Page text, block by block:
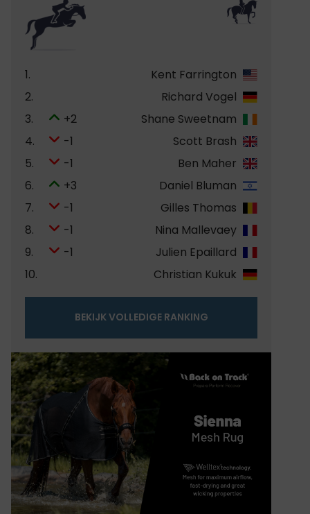
1.
Kent Farrington
2.
Richard Vogel
3.
+2
Shane Sweetnam
4.
-1
Scott Brash
5.
-1
Ben Maher
6.
+3
Daniel Bluman
7.
-1
Gilles Thomas
8.
-1
Nina Mallevaey
9.
-1
Julien Epaillard
10.
Christian Kukuk
BEKIJK VOLLEDIGE RANKING